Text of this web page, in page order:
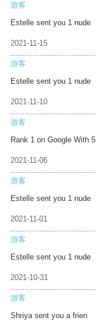
游客
Estelle sent you 1 nude
2021-11-15
游客
Estelle sent you 1 nude
2021-11-10
游客
Rank 1 on Google With 5
2021-11-06
游客
Estelle sent you 1 nude
2021-11-01
游客
Estelle sent you 1 nude
2021-10-31
游客
Shriya sent you a frien